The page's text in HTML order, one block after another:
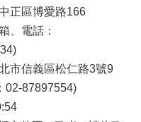
正區博愛路166
、電話：
市信義區松仁路3號9
02-87897554)